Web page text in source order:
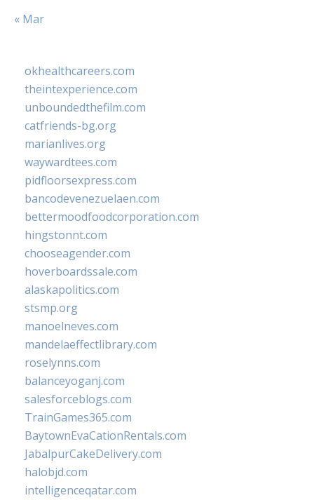
« Mar
okhealthcareers.com
theintexperience.com
unboundedthefilm.com
catfriends-bg.org
marianlives.org
waywardtees.com
pidfloorsexpress.com
bancodevenezuelaen.com
bettermoodfoodcorporation.com
hingstonnt.com
chooseagender.com
hoverboardssale.com
alaskapolitics.com
stsmp.org
manoelneves.com
mandelaeffectlibrary.com
roselynns.com
balanceyoganj.com
salesforceblogs.com
TrainGames365.com
BaytownEvaCationRentals.com
JabalpurCakeDelivery.com
halobjd.com
intelligenceqatar.com